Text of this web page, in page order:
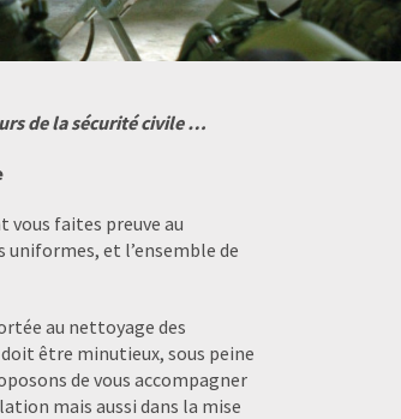
de la sécurité civile …
vous faites preuve au
et l’ensemble de
au nettoyage des
être minutieux, sous peine
de vous accompagner
mais aussi dans la mise